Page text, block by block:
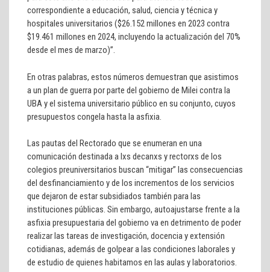
correspondiente a educación, salud, ciencia y técnica y
hospitales universitarios ($26.152 millones en 2023 contra
$19.461 millones en 2024, incluyendo la actualización del 70%
desde el mes de marzo)”.
En otras palabras, estos números demuestran que asistimos
a un plan de guerra por parte del gobierno de Milei contra la
UBA y el sistema universitario público en su conjunto, cuyos
presupuestos congela hasta la asfixia.
Las pautas del Rectorado que se enumeran en una
comunicación destinada a lxs decanxs y rectorxs de los
colegios preuniversitarios buscan “mitigar” las consecuencias
del desfinanciamiento y de los incrementos de los servicios
que dejaron de estar subsidiados también para las
instituciones públicas. Sin embargo, autoajustarse frente a la
asfixia presupuestaria del gobierno va en detrimento de poder
realizar las tareas de investigación, docencia y extensión
cotidianas, además de golpear a las condiciones laborales y
de estudio de quienes habitamos en las aulas y laboratorios.